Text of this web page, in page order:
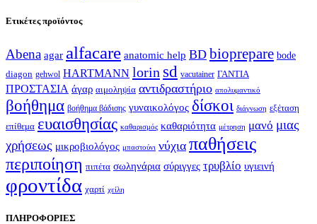
Ετικέτες προϊόντος
Abena agar alfacare anatomic help BD bioprepare bode
diagon gehwol HARTMANN lorin sd vacutainer ΓΑΝΤΙΑ
ΠΡΟΣΤΑΣΙΑ άγαρ αιμοληψία αντιδραστήριο απολυμαντικό
βοήθημα βοήθημα βάδισης γυναικολόγος δίσκοι διάγνωση εξέταση
επίθεμα ευαισθησίας καθαρισμός καθαριότητα μέτρηση μανό μιας
χρήσεως μικροβιολόγος μπαστούνι νύχια παθήσεις
περιποίηση πιπέτα σωληνάρια σύριγγες τρυβλίο υγιεινή
φροντίδα χαρτί χείλη
ΠΛΗΡΟΦΟΡΙΕΣ